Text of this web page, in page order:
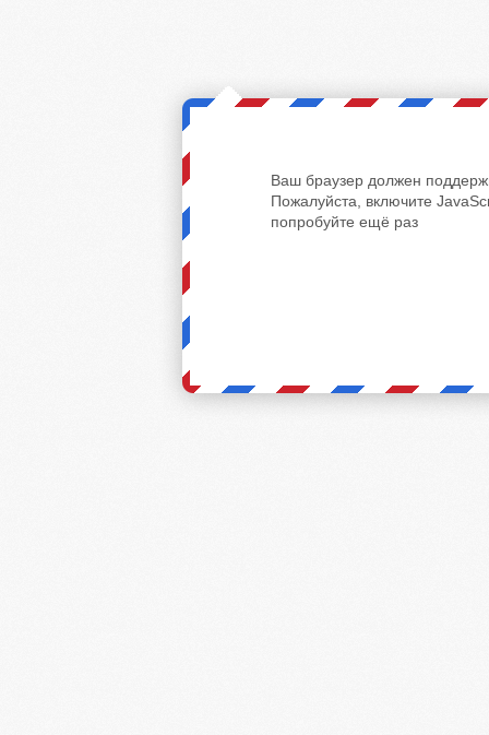
Ваш браузер должен
Пожалуйста, включите
попробуйте ещё раз